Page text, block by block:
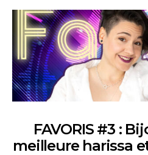
FAVORIS #3 :
meilleure harissa